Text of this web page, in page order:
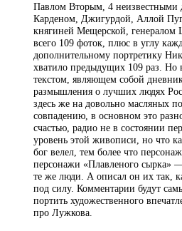
Павлом Вторым, 4 неизвестными
Карденом, Джигурдой, Аллой
княгиней Мещерской,
всего 109 фоток, плюс в углу
дополнительному портретику
хватило предыдущих 109 раз. Но
текстом, являющем собой
размышления о лучших людях
здесь же на довольно масляных
совпадению, в основном это
счастью, радио не в состоянии
уровень этой живописи, но что
бог велел, тем более что
персонажи «Плавленого сырка»
те же люди. А описал он их так,
под силу. Комментарии будут
портить художественного
про Лужкова.